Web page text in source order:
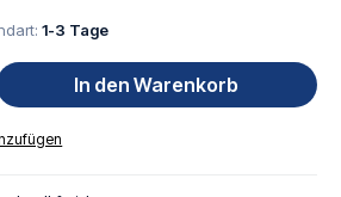
1-3 Tage
Gib den gewünschten Wert
In den Warenkorb